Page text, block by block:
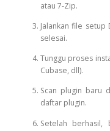
atau 7-Zip.
Jalankan file
selesai.
Tunggu proses
Cubase, dll).
Scan plugin baru
daftar plugin.
Setelah berhasil,